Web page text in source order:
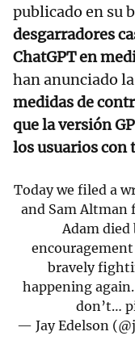
publicado en su
desgarradores
ChatGPT en
han anunciado
medidas de
que la versión
los usuarios con
Today we filed a
and Sam Altman
Adam
bravely
happening
don’t…
— Jay Edelson